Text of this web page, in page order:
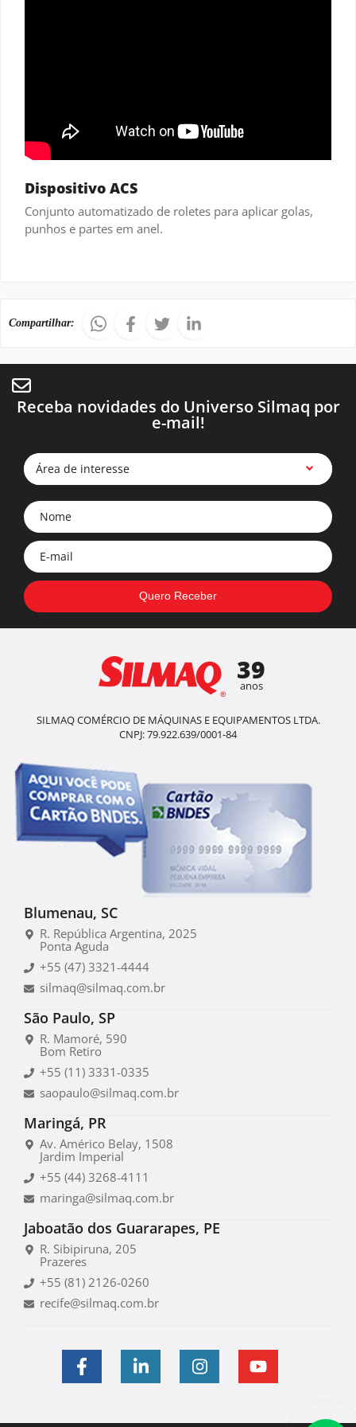
Dispositivo ACS
Conjunto automatizado de roletes para aplicar golas,
punhos e partes em anel.
Compartilhar:
Receba novidades do Universo Silmaq por
e-mail!
Área de interesse
39
anos
SILMAQ COMÉRCIO DE MÁQUINAS E EQUIPAMENTOS LTDA.
CNPJ: 79.922.639/0001-84
Blumenau, SC
R. República Argentina, 2025
Ponta Aguda
+55 (47) 3321-4444
silmaq@silmaq.com.br
São Paulo, SP
R. Mamoré, 590
Bom Retiro
+55 (11) 3331-0335
saopaulo@silmaq.com.br
Maringá, PR
Av. Américo Belay, 1508
Jardim Imperial
+55 (44) 3268-4111
maringa@silmaq.com.br
Jaboatão dos Guararapes, PE
R. Sibipiruna, 205
Prazeres
+55 (81) 2126-0260
recife@silmaq.com.br